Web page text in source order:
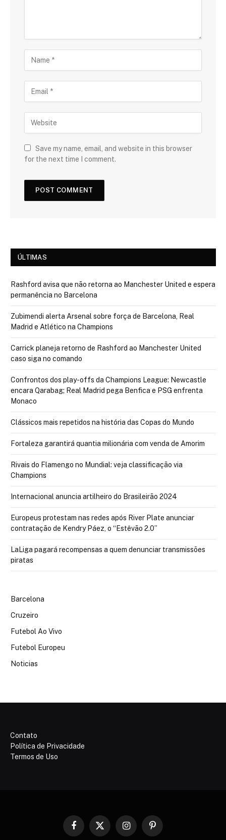
Save my name, email, and website in this browser
for the next time I comment.
ÚLTIMAS
Rashford avisa que não retorna ao Manchester United e espera
permanência no Barcelona
Zubimendi alerta Arsenal sobre força de Barcelona, Real
Madrid e Atlético na Champions
Carrick planeja retorno de Rashford ao Manchester United
caso siga no comando
Confrontos dos play-offs da Champions League: Newcastle
encara Qarabag; Real Madrid pega Benfica e PSG enfrenta
Monaco
Clássicos mais repetidos na história das Copas do Mundo
Fortaleza garantirá quantia milionária com venda de Amorim
Rivais do Flamengo no Mundial: veja classificação via
Champions
Internacional anuncia artilheiro do Brasileirão 2024
Europeus protestam nas redes após River Plate anunciar
contratação de Kendry Páez, o “Estêvão 2.0”
LaLiga pagará recompensas a quem denunciar transmissões
piratas
Barcelona
Cruzeiro
Futebol Ao Vivo
Futebol Europeu
Noticias
Contato
Política de Privacidade
Termos de Uso
Facebook
X
InstagramPinterest